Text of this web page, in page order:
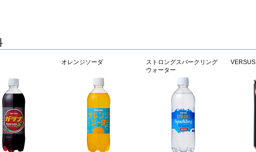
オレンジソーダ
ストロングスパークリング
ウォーター
VERSUS